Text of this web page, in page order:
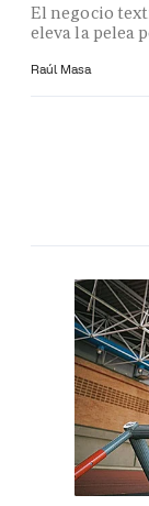
El negocio
eleva la pelea
Raúl Masa